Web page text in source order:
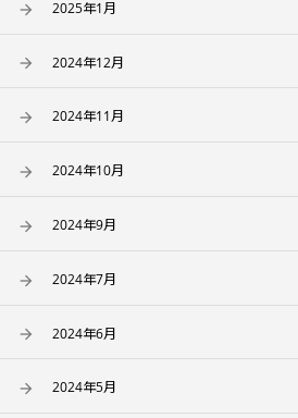
2025年1月
2024年12月
2024年11月
2024年10月
2024年9月
2024年7月
2024年6月
2024年5月